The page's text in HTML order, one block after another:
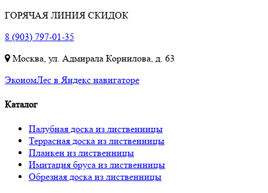
ГОРЯЧАЯ ЛИНИЯ СКИДОК
8 (903) 797-01-35
Москва, ул. Адмирала Корнилова, д. 63
ЭкономЛес в Яндекс навигаторе
Каталог
Палубная доска из лиственницы
Террасная доска из лиственницы
Планкен из лиственницы
Имитация бруса из лиственницы
Обрезная доска из лиственницы